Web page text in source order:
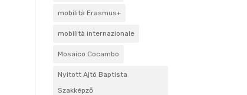
mobilità Erasmus+
mobilità internazionale
Mosaico Cocambo
Nyitott Ajtó Baptista
Szakképző